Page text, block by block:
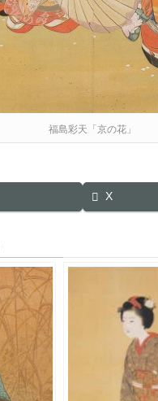
福島彩天「京の花」
X